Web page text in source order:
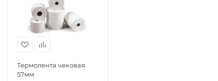
Термолента чековая
57мм